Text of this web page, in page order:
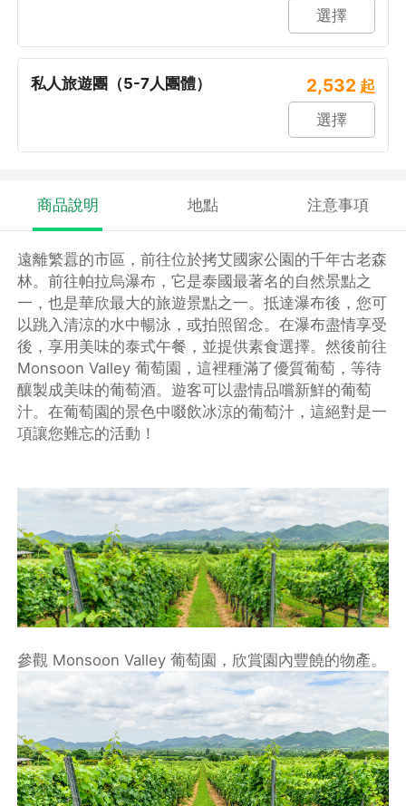
選擇
私人旅遊團（5-7人團體） 2,532 起
選擇
商品說明 地點 注意事項
遠離繁囂的市區，前往位於拷艾國家公園的千年古老森
林。前往帕拉烏瀑布，它是泰國最著名的自然景點之
一，也是華欣最大的旅遊景點之一。抵達瀑布後，您可
以跳入清涼的水中暢泳，或拍照留念。在瀑布盡情享受
後，享用美味的泰式午餐，並提供素食選擇。然後前往
Monsoon Valley 葡萄園，這裡種滿了優質葡萄，等待
釀製成美味的葡萄酒。遊客可以盡情品嚐新鮮的葡萄
汁。在葡萄園的景色中啜飲冰涼的葡萄汁，這絕對是一
項讓您難忘的活動！
參觀 Monsoon Valley 葡萄園，欣賞園內豐饒的物產。